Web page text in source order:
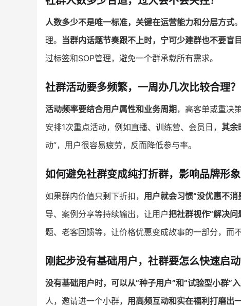
人数多少不是唯一标准，关键在运营能力和分层方式
理。 当群内话题节奏跟不上时，宁可少建群也不要盲
过标签和SOP管理，避免一个群承载所有需求。
社群活动要多频繁，一周办几次比较合理？
活动频率要结合用户属性和业务周期，高客单或重决
安排1次重点活动，例如直播、训练营、会员日， 其余
动”，用户很容易疲劳，反而降低参与率。
如何避免社群变成纯打折群，影响品牌形象
如果群内价值只剩下折扣， 用户就会习惯“没优惠不消
导、案例分享等持续输出，让用户把社群视作“解决问
题、老客回馈等，让价格优惠变成故事的一部分，而
刚起步没有基础用户，社群要怎么快速启动
没有基础用户时，可以从“种子用户”和“试验型小群”
人，邀请进一个小群， 用高频互动和实在福利打磨出